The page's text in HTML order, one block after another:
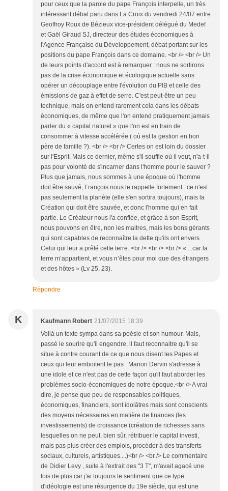
pour ceux que la parole du pape François interpelle, un très
intéressant débat paru dans La Croix du vendredi 24/07 entre
Geoffroy Roux de Bézieux vice-président délégué du Medef
et Gaël Giraud SJ, directeur des études économiques à
l'Agence Française du Développement, débat portant sur les
positions du pape François dans ce domaine. <br /> <br /> Un
de leurs points d'accord est à remarquer : nous ne sortirons
pas de la crise économique et écologique actuelle sans
opérer un découplage entre l'évolution du PIB et celle des
émissions de gaz à effet de serre. C'est peut-être un peu
technique, mais on entend rarement cela dans les débats
économiques, de même que l'on entend pratiquement jamais
parler du « capital naturel » que l'on est en train de
consommer à vitesse accélérée ( où est la gestion en bon
père de famille ?). <br /> <br /> Certes on est loin du dossier
sur l'Esprit. Mais ce dernier, même s'il souffle où il veut, n'a-t-il
pas pour volonté de s'incarner dans l'homme pour le sauver ?
Plus que jamais, nous sommes à une époque où l'homme
doit être sauvé, François nous le rappelle fortement : ce n'est
pas seulement la planète (elle s'en sortira toujours), mais la
Création qui doit être sauvée, et donc l'homme qui en fait
partie. Le Créateur nous l'a confiée, et grâce à son Esprit,
nous pouvons en être, non les maitres, mais les bons gérants
qui sont capables de reconnaître la dette qu'ils ont envers
Celui qui leur a prêté cette terre. <br /> <br /> <br /> « ...car la
terre m’appartient, et vous n’êtes pour moi que des étrangers
et des hôtes » (Lv 25, 23).
Répondre
K Kaufmann Robert 21/07/2015 18:39
Voilà un texte sympa dans sa poésie et son humour. Mais,
passé le sourire qu'il engendre, il faut reconnaitre qu'il se
situe à contre courant de ce que nous disent les Papes et
ceux qui leur emboitent le pas : Manon Dervin s'adresse à
une idole et ce n'est pas de cette façon qu'il faut aborder les
problèmes socio-économiques de notre époque.<br /> A vrai
dire, je pense que peu de responsables politiques,
économiques, financiers, sont idolâtres mais sont conscients
des moyens nécessaires en matière de finances (les
investissements) de croissance (création de richesses sans
lesquelles on ne peut, bien sûr, rétribuer le capital investi,
mais pas plus créer des emplois, procéder à des transferts
sociaux, culturels, artistiques....)<br /> <br /> Le commentaire
de Didier Levy , suite à l'extrait des "3 T", m'avait agacé une
fois de plus car j'ai toujours le sentiment que ce type
d'idéologie est une résurgence du 19e siècle, qui est une